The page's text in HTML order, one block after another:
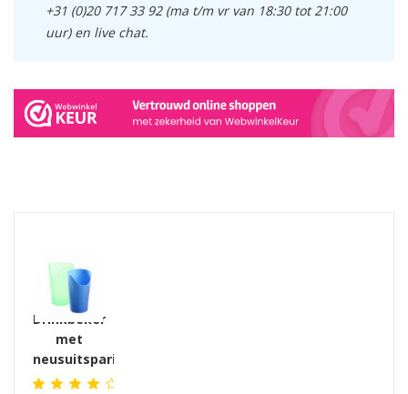
+31 (0)20 717 33 92 (ma t/m vr van 18:30 tot 21:00
uur) en live chat.
Drinkbeker
met
neusuitsparing